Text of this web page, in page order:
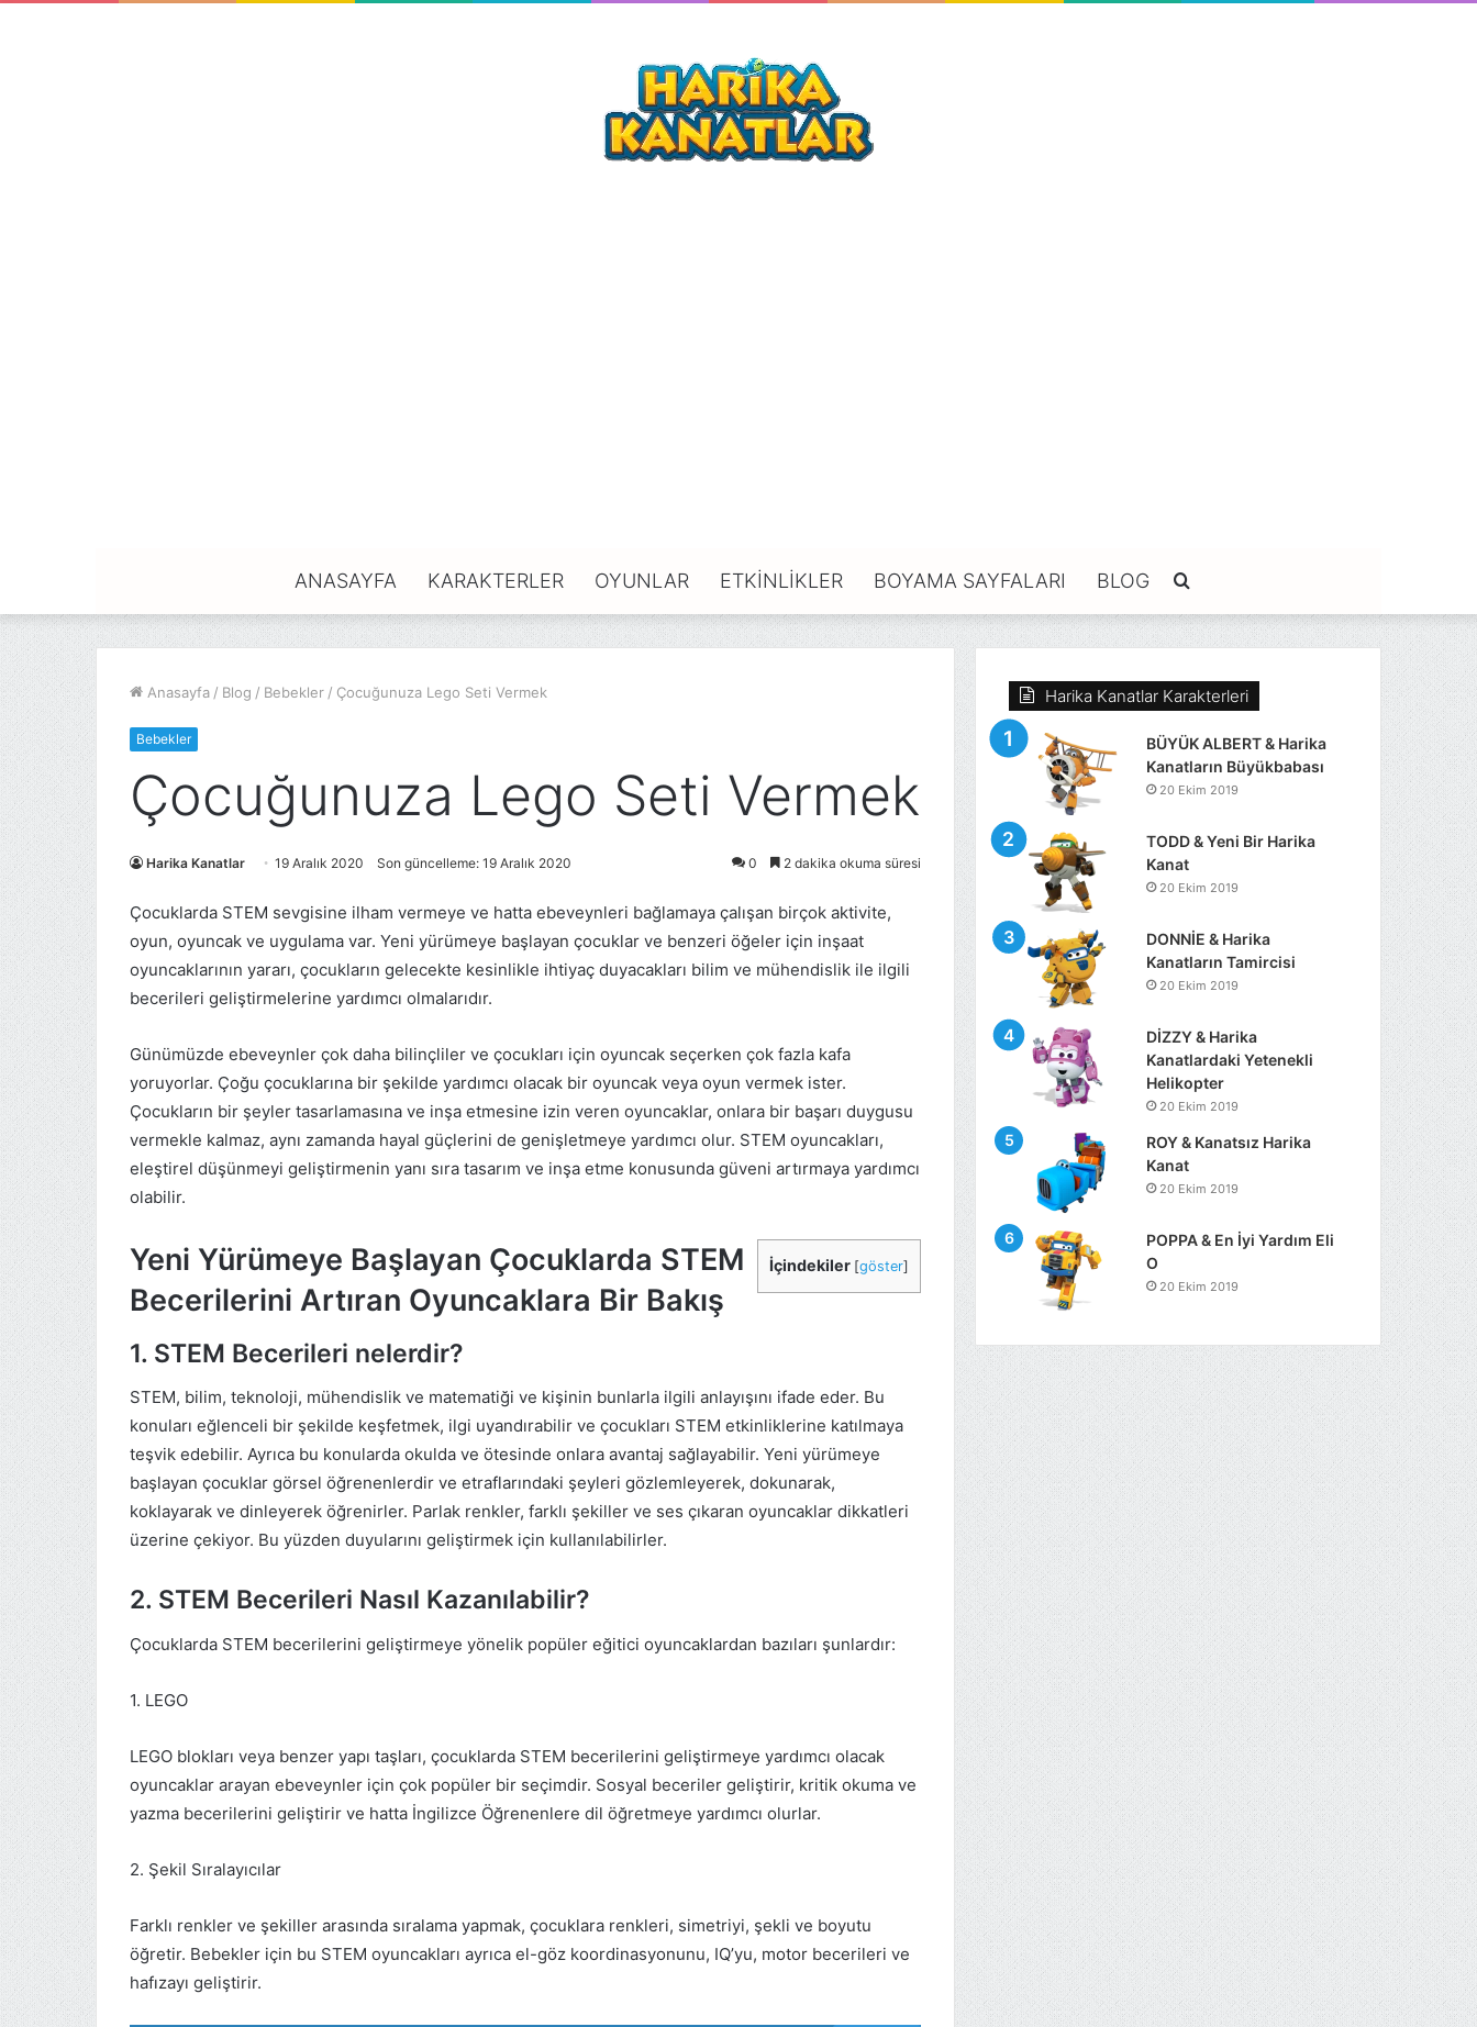
ANASAYFA KARAKTERLER OYUNLAR ETKINLIKLER BOYAMA SAYFALARI BLOG Arama
yap
...
Anasayfa / Blog / Bebekler / Çocuğunuza Lego Seti Vermek
Bebekler
Çocuğunuza Lego Seti Vermek
Harika Kanatlar 19 Aralık 2020 Son güncelleme: 19 Aralık 2020 0 2 dakika okuma süresi
Çocuklarda STEM sevgisine ilham vermeye ve hatta ebeveynleri bağlamaya çalışan birçok aktivite,
oyun, oyuncak ve uygulama var. Yeni yürümeye başlayan çocuklar ve benzeri öğeler için inşaat
oyuncaklarının yararı, çocukların gelecekte kesinlikle ihtiyaç duyacakları bilim ve mühendislik ile ilgili
becerileri geliştirmelerine yardımcı olmalarıdır.
Günümüzde ebeveynler çok daha bilinçliler ve çocukları için oyuncak seçerken çok fazla kafa
yoruyorlar. Çoğu çocuklarına bir şekilde yardımcı olacak bir oyuncak veya oyun vermek ister.
Çocukların bir şeyler tasarlamasına ve inşa etmesine izin veren oyuncaklar, onlara bir başarı duygusu
vermekle kalmaz, aynı zamanda hayal güçlerini de genişletmeye yardımcı olur. STEM oyuncakları,
eleştirel düşünmeyi geliştirmenin yanı sıra tasarım ve inşa etme konusunda güveni artırmaya yardımcı
olabilir.
İçindekiler [göster]
Yeni Yürümeye Başlayan Çocuklarda STEM
Becerilerini Artıran Oyuncaklara Bir Bakış
1. STEM Becerileri nelerdir?
STEM, bilim, teknoloji, mühendislik ve matematiği ve kişinin bunlarla ilgili anlayışını ifade eder. Bu
konuları eğlenceli bir şekilde keşfetmek, ilgi uyandırabilir ve çocukları STEM etkinliklerine katılmaya
teşvik edebilir. Ayrıca bu konularda okulda ve ötesinde onlara avantaj sağlayabilir. Yeni yürümeye
başlayan çocuklar görsel öğrenenlerdir ve etraflarındaki şeyleri gözlemleyerek, dokunarak,
koklayarak ve dinleyerek öğrenirler. Parlak renkler, farklı şekiller ve ses çıkaran oyuncaklar dikkatleri
üzerine çekiyor. Bu yüzden duyularını geliştirmek için kullanılabilirler.
2. STEM Becerileri Nasıl Kazanılabilir?
Çocuklarda STEM becerilerini geliştirmeye yönelik popüler eğitici oyuncaklardan bazıları şunlardır:
1. LEGO
LEGO blokları veya benzer yapı taşları, çocuklarda STEM becerilerini geliştirmeye yardımcı olacak
oyuncaklar arayan ebeveynler için çok popüler bir seçimdir. Sosyal beceriler geliştirir, kritik okuma ve
yazma becerilerini geliştirir ve hatta İngilizce Öğrenenlere dil öğretmeye yardımcı olurlar.
2. Şekil Sıralayıcılar
Farklı renkler ve şekiller arasında sıralama yapmak, çocuklara renkleri, simetriyi, şekli ve boyutu
öğretir. Bebekler için bu STEM oyuncakları ayrıca el-göz koordinasyonunu, IQ’yu, motor becerileri ve
hafızayı geliştirir.
Harika Kanatlar Karakterleri
BÜYÜK ALBERT & Harika
Kanatların Büyükbabası
20 Ekim 2019
TODD & Yeni Bir Harika
Kanat
20 Ekim 2019
DONNİE & Harika
Kanatların Tamircisi
20 Ekim 2019
DİZZY & Harika
Kanatlardaki Yetenekli
Helikopter
20 Ekim 2019
ROY & Kanatsız Harika
Kanat
20 Ekim 2019
POPPA & En İyi Yardım Eli
O
20 Ekim 2019